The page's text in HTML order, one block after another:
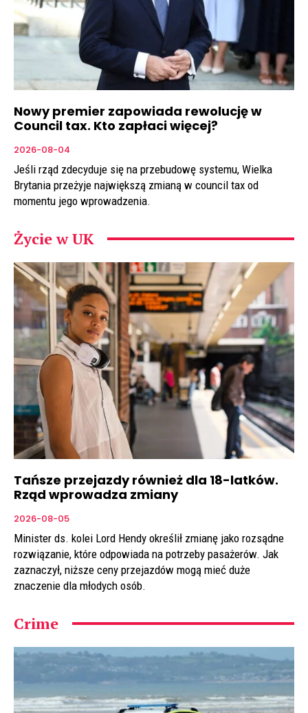
Nowy premier zapowiada rewolucję w
Council tax. Kto zapłaci więcej?
2026-08-04
Jeśli rząd zdecyduje się na przebudowę systemu, Wielka
Brytania przeżyje największą zmianą w council tax od
momentu jego wprowadzenia.
Życie w UK
Tańsze przejazdy również dla 18-latków.
Rząd wprowadza zmiany
2026-08-05
Minister ds. kolei Lord Hendy określił zmianę jako rozsądne
rozwiązanie, które odpowiada na potrzeby pasażerów. Jak
zaznaczył, niższe ceny przejazdów mogą mieć duże
znaczenie dla młodych osób.
Crime